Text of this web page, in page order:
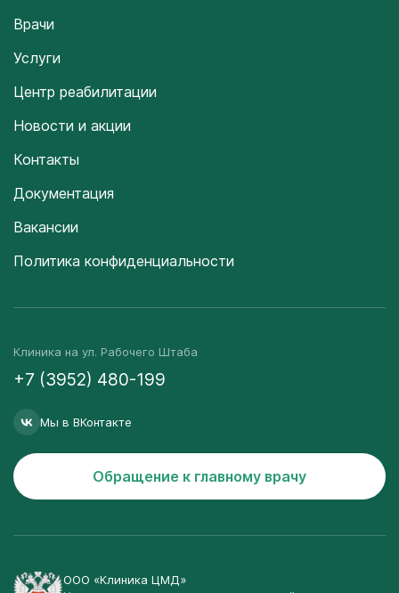
Врачи
Услуги
Центр реабилитации
Новости и акции
Контакты
Документация
Вакансии
Политика конфиденциальности
Клиника на ул. Рабочего Штаба
+7 (3952) 480-199
Мы в ВКонтакте
Обращение к главному врачу
ООО «Клиника ЦМД»